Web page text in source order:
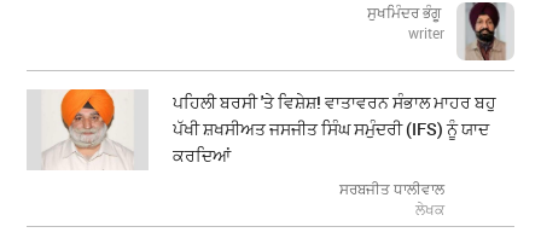
ਸੁਖਮਿੰਦਰ ਭੰਗੂ
writer
ਪਹਿਲੀ ਬਰਸੀ 'ਤੇ ਵਿਸ਼ੇਸ਼! ਵਾਤਾਵਰਨ ਸੰਭਾਲ ਮਾਹਰ ਬਹੁ
ਪੱਖੀ ਸ਼ਖਸੀਅਤ ਜਸਜੀਤ ਸਿੰਘ ਸਮੁੰਦਰੀ (IFS) ਨੂੰ ਯਾਦ
ਕਰਦਿਆਂ
ਸਰਬਜੀਤ ਧਾਲੀਵਾਲ
ਲੇਖਕ